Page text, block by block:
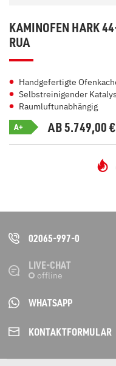
KAMINOFEN HARK
RUA
Handgefertigte
Selbstreinigender
Raumluftunabhängig
A+ AB 5.749,00€
02065-997-0
LIVE-CHAT
WHATSAPP
KONTAKT­FORMULAR